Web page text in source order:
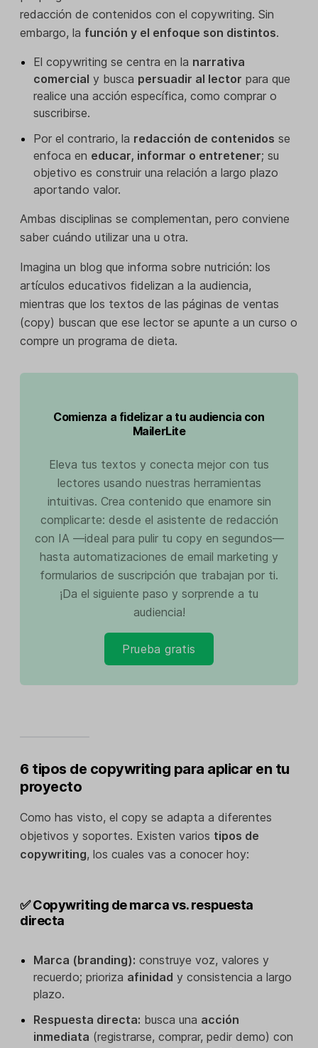
redacción de contenidos con el copywriting. Sin
embargo, la función y el enfoque son distintos.
El copywriting se centra en la narrativa
comercial y busca persuadir al lector para que
realice una acción específica, como comprar o
suscribirse.
Por el contrario, la redacción de contenidos se
enfoca en educar, informar o entretener; su
objetivo es construir una relación a largo plazo
aportando valor.
Ambas disciplinas se complementan, pero conviene
saber cuándo utilizar una u otra.
Imagina un blog que informa sobre nutrición: los
artículos educativos fidelizan a la audiencia,
mientras que los textos de las páginas de ventas
(copy) buscan que ese lector se apunte a un curso o
compre un programa de dieta.
Comienza a fidelizar a tu audiencia con
MailerLite
Eleva tus textos y conecta mejor con tus
lectores usando nuestras herramientas
intuitivas. Crea contenido que enamore sin
complicarte: desde el asistente de redacción
con IA —ideal para pulir tu copy en segundos—
hasta automatizaciones de email marketing y
formularios de suscripción que trabajan por ti.
¡Da el siguiente paso y sorprende a tu
audiencia!
Prueba gratis
6 tipos de copywriting para aplicar en tu
proyecto
Como has visto, el copy se adapta a diferentes
objetivos y soportes. Existen varios tipos de
copywriting, los cuales vas a conocer hoy:
✅ Copywriting de marca vs. respuesta
directa
Marca (branding): construye voz, valores y
recuerdo; prioriza afinidad y consistencia a largo
plazo.
Respuesta directa: busca una acción
inmediata (registrarse, comprar, pedir demo) con